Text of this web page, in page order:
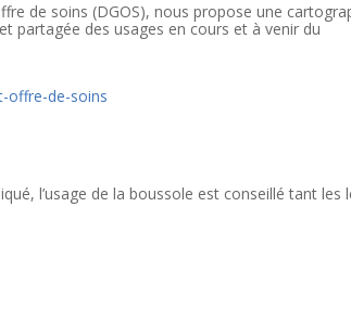
de soins (DGOS), nous propose une
partagée des usages en cours et à venir du
offre-de-soins
l’usage de la boussole est conseillé tant les